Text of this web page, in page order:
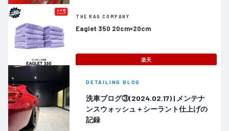
THE RAG COMPANY
Eaglet 350 20cm×20cm
楽天
DETAILING BLOG
洗車ブログ③(2024.02.17) | メンテナ
ンスウォッシュ＋シーラント仕上げの
記録